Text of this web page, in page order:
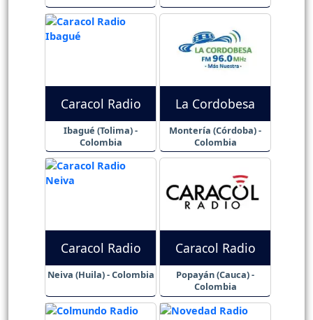
Caracol Radio
Ibagué (Tolima) -
Colombia
La Cordobesa
Montería (Córdoba) -
Colombia
Caracol Radio
Neiva (Huila) - Colombia
Caracol Radio
Popayán (Cauca) -
Colombia